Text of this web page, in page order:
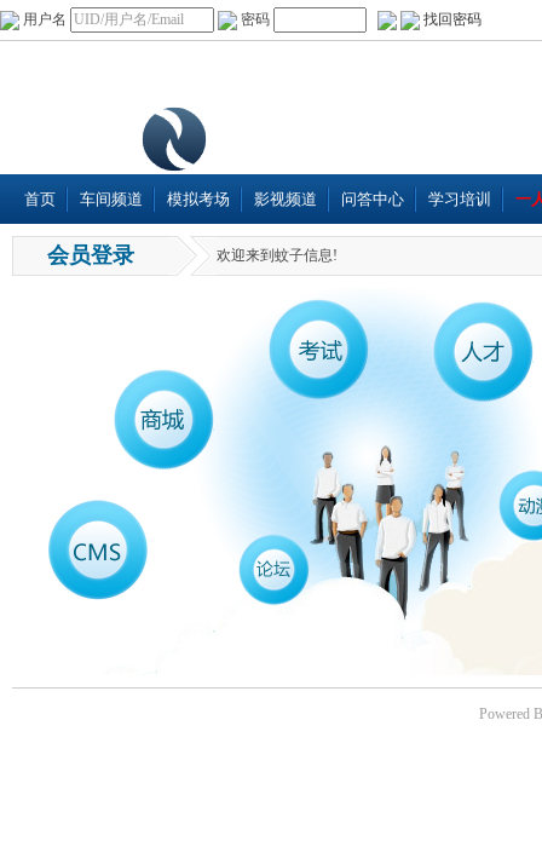
用户名 密码 找回密码
首页 车间频道 模拟考场 影视频道 问答中心 学习培训 一
会员登录 欢迎来到蚊子信息!
Powered